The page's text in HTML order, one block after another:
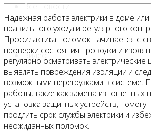
Все новости
Видео
Надежная работа электрики в доме
правильного ухода и регулярного
Профилактика поломок начинается с
проверки состояния проводки и
регулярно осматривать электрические
выявлять повреждения изоляции и
возможными перегрузками в системе.
работы, такие как замена изношенных
установка защитных устройств,
продлить срок службы электрики и
неожиданных поломок.